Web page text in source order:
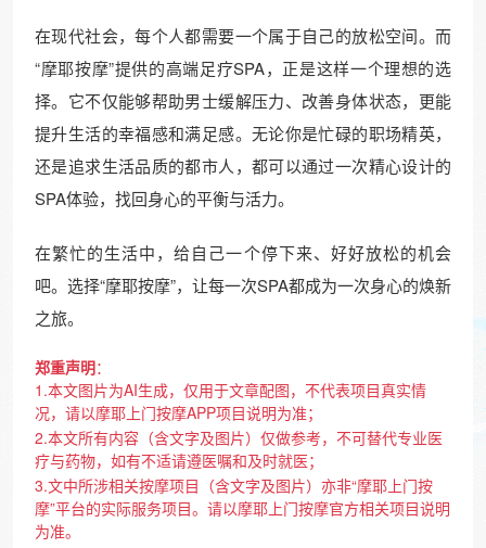
在现代社会，每个人都需要一个属于自己的放松空间。而
“摩耶按摩”提供的高端足疗SPA，正是这样一个理想的选
择。它不仅能够帮助男士缓解压力、改善身体状态，更能
提升生活的幸福感和满足感。无论你是忙碌的职场精英，
还是追求生活品质的都市人，都可以通过一次精心设计的
SPA体验，找回身心的平衡与活力。
在繁忙的生活中，给自己一个停下来、好好放松的机会
吧。选择“摩耶按摩”，让每一次SPA都成为一次身心的焕新
之旅。
郑重声明：
1.本文图片为AI生成，仅用于文章配图，不代表项目真实情
况，请以摩耶上门按摩APP项目说明为准；
2.本文所有内容（含文字及图片）仅做参考，不可替代专业医
疗与药物，如有不适请遵医嘱和及时就医；
3.文中所涉相关按摩项目（含文字及图片）亦非“摩耶上门按
摩”平台的实际服务项目。请以摩耶上门按摩官方相关项目说明
为准。